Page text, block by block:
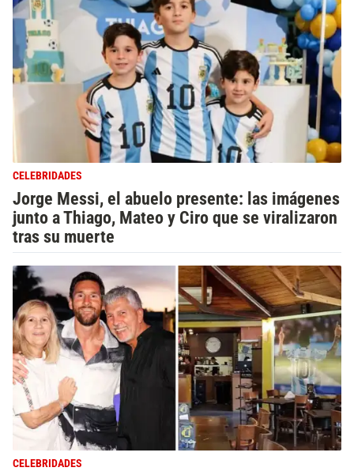
CELEBRIDADES
Jorge Messi, el abuelo presente: las imágenes
junto a Thiago, Mateo y Ciro que se viralizaron
tras su muerte
CELEBRIDADES